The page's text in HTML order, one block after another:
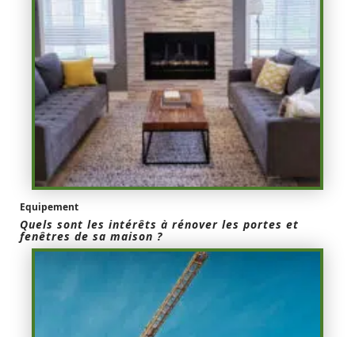
Equipement
Quels sont les intérêts à rénover les portes et
fenêtres de sa maison ?